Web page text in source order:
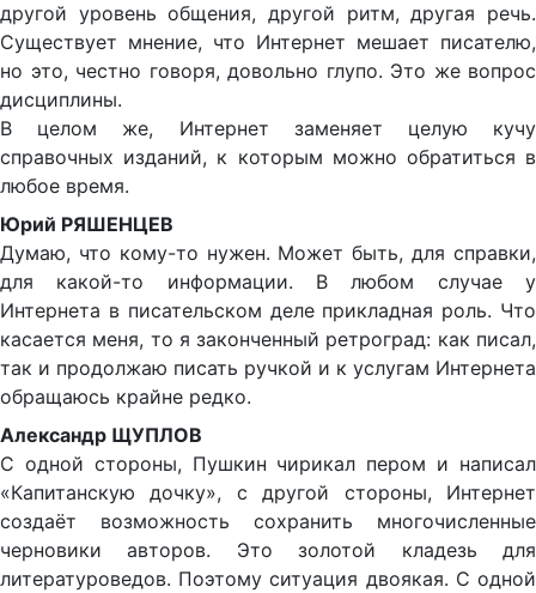
другой уровень общения, другой ритм, другая речь.
Существует мнение, что Интернет мешает писателю,
но это, честно говоря, довольно глупо. Это же вопрос
дисциплины.
В целом же, Интернет заменяет целую кучу
справочных изданий, к которым можно обратиться в
любое время.
Юрий РЯШЕНЦЕВ
Думаю, что кому-то нужен. Может быть, для справки,
для какой-то информации. В любом случае у
Интернета в писательском деле прикладная роль. Что
касается меня, то я законченный ретроград: как писал,
так и продолжаю писать ручкой и к услугам Интернета
обращаюсь крайне редко.
Александр ЩУПЛОВ
С одной стороны, Пушкин чирикал пером и написал
«Капитанскую дочку», с другой стороны, Интернет
создаёт возможность сохранить многочисленные
черновики авторов. Это золотой кладезь для
литературоведов. Поэтому ситуация двоякая. С одной